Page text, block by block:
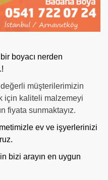
boyacı nerden
müşterilerimizin
için kaliteli malzemeyi
fiyata sunmaktayız.
ev ve işyerlerinizi
bizi arayın en uygun